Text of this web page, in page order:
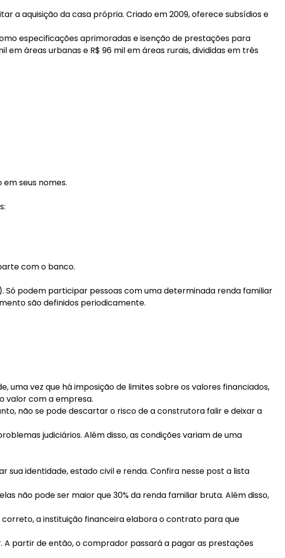
a aquisição da casa própria. Criado em 2009, oferece subsídios e
especificações aprimoradas e isenção de prestações para
áreas urbanas e R$ 96 mil em áreas rurais, divididas em três
seus nomes.
com o banco.
Só podem participar pessoas com uma determinada renda familiar
são definidos periodicamente.
vez que há imposição de limites sobre os valores financiados,
valor com a empresa.
não se pode descartar o risco de a construtora falir e deixar a
judiciários. Além disso, as condições variam de uma
identidade, estado civil e renda. Confira nesse post a lista
não pode ser maior que 30% da renda familiar bruta. Além disso,
a instituição financeira elabora o contrato para que
partir de então, o comprador passará a pagar as prestações